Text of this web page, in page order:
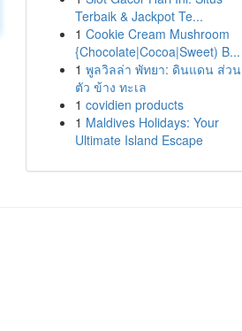
Terbaik & Jackpot Te...
1 Cookie Cream Mushroom
{Chocolate|Cocoa|Sweet) B...
1 พูลวิลล่า พัทยา: ดินแดน ส่วน
ตัว ข้าง ทะเล
1 covidien products
1 Maldives Holidays: Your
Ultimate Island Escape